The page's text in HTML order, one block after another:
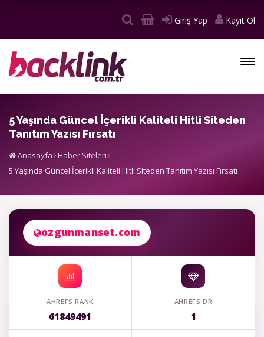
Giriş Yap Kayıt Ol
5 Yaşında Güncel İçerikli Kaliteli Hitli Siteden
Tanıtım Yazısı Fırsatı
Anasayfa Haber Siteleri
5 Yaşında Güncel İçerikli Kaliteli Hitli Siteden Tanıtım Yazısı Fırsatı
ozgunmanset.com
AHREFS RANK
61849491
AHREFS DR
1